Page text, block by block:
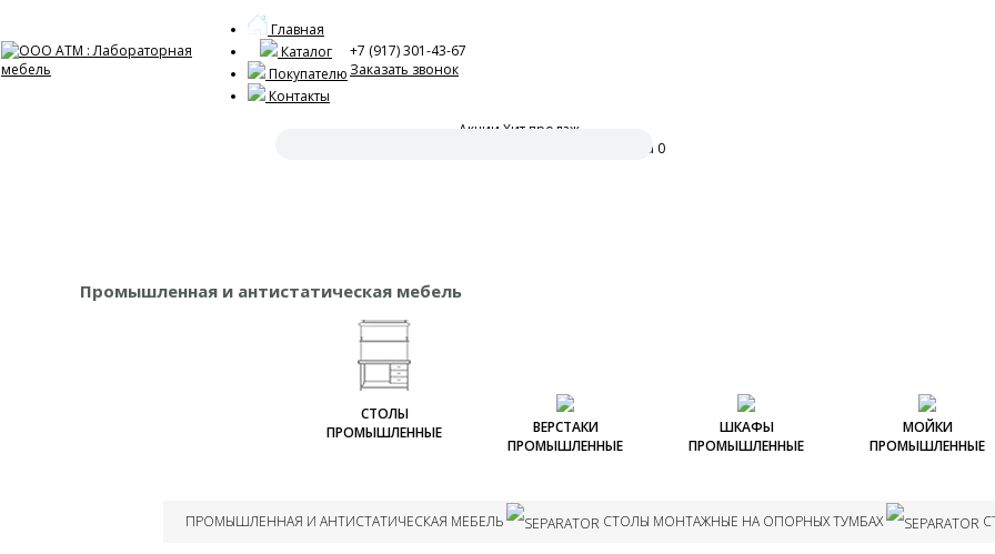
Главная
Каталог
Покупателю
Контакты
+7 (917) 301-43-67
Заказать звонок
Акции Хит продаж
0
Промышленная и антистатическая мебель
СТОЛЫ
ПРОМЫШЛЕННЫЕ
Столы монтажные
Столы монтажные
ВЕРСТАКИ
ПРОМЫШЛЕННЫЕ
универсальные
Верстаки базовые
ШКАФЫ
ПРОМЫШЛЕННЫЕ
инструментов
Шкафы для
МОЙКИ
ПРОМЫШЛЕННЫЕ
Мойки
металлические
ПРОМЫШЛЕННАЯ И АНТИСТАТИЧЕСКАЯ МЕБЕЛЬ СТОЛЫ МОНТАЖНЫЕ НА ОПОРНЫХ ТУМБАХ